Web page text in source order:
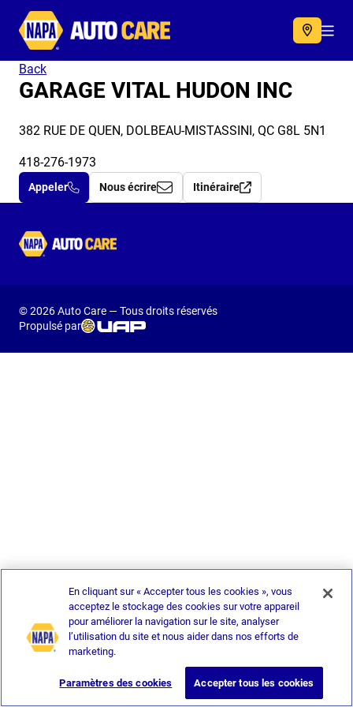
Autocare
Back
GARAGE VITAL HUDON INC
382 RUE DE QUEN, DOLBEAU-MISTASSINI, QC G8L 5N1
418-276-1973
Appeler Nous écrire Itinéraire
Autocare
© 2026 Auto Care — Tous droits réservés
Propulsé par
En cliquant sur « Accepter tous les cookies », vous
acceptez le stockage des cookies sur votre appareil
pour améliorer la navigation sur le site, analyser
l’utilisation du site et nous aider dans nos efforts de
marketing.
Paramètres des cookies Accepter tous les cookies